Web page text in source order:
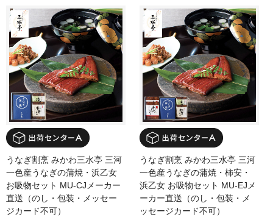
うなぎ割烹 みかわ三水亭 三河
一色産うなぎの蒲焼・浜乙女
お吸物セット MU-CJメーカー
直送（のし・包装・メッセー
ジカード不可）
うなぎ割烹 みかわ三水亭 三河
一色産うなぎの蒲焼・柿安・
浜乙女 お吸物セット MU-EJメ
ーカー直送（のし・包装・メ
ッセージカード不可）